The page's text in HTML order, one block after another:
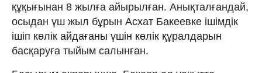
құқығынан 8 жылға айырылған. Анықталғандай,
осыдан үш жыл бұрын Асхат Бакеевке ішімдік
ішіп көлік айдағаны үшін көлік құралдарын
басқаруға тыйым салынған.